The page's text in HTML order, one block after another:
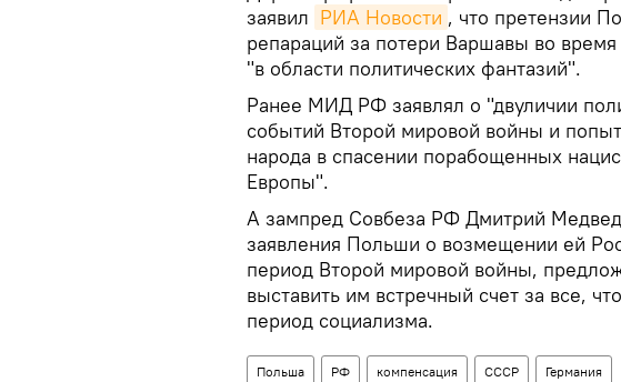
заявил РИА Новости , что претензии
репараций за потери Варшавы во
"в области политических фантазий".
Ранее МИД РФ заявлял о "двуличии
событий Второй мировой войны и
народа в спасении порабощенных
Европы".
А зампред Совбеза РФ Дмитрий
заявления Польши о возмещении ей
период Второй мировой войны,
выставить им встречный счет за все,
период социализма.
Польша РФ компенсация СССР Германия